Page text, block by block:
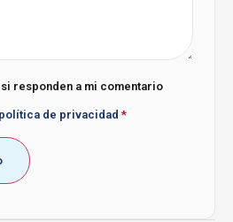
responden a mi comentario
política de privacidad *